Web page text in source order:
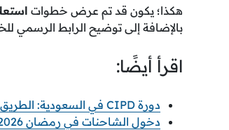
هكذا؛ يكون قد تم عرض خطوات
بالإضافة إلى توضيح الرابط الرسمي
اقرأ أيضًا:
دورة CIPD في السعودية: الطريق المعتمد لاحتراف الموارد البشرية
دخول الشاحنات في رمضان 2026 خطوات ورابط اصدار التصاريح